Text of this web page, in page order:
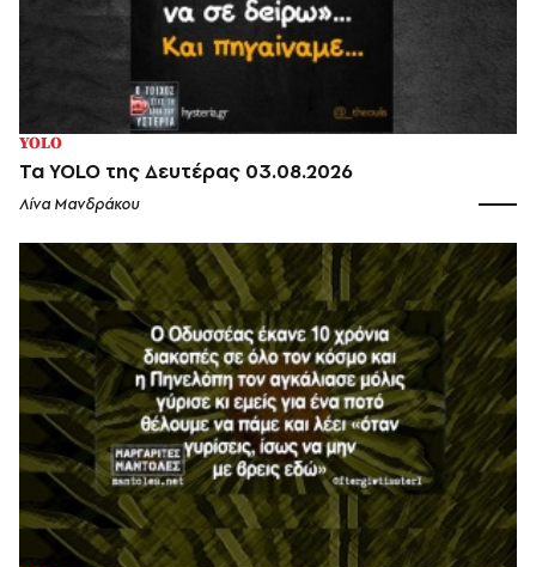
YOLO
Τα YOLO της Δευτέρας 03.08.2026
Λίνα Μανδράκου